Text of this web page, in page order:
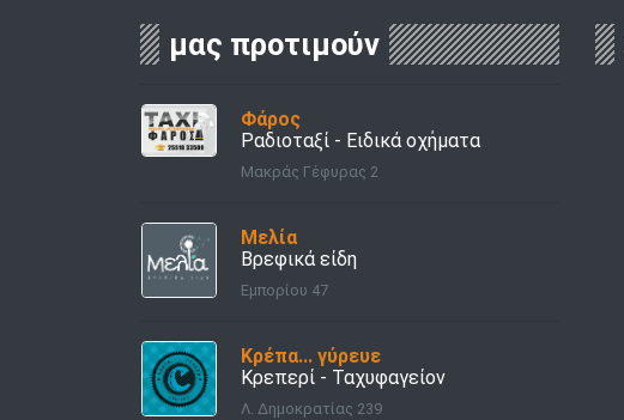
μας προτιμούν
Φάρος
Ραδιοταξί - Ειδικά οχήματα
Μακράς Γέφυρας 2
Μελία
Βρεφικά είδη
Εμπορίου 47
Κρέπα... γύρευε
Κρεπερί - Ταχυφαγείον
Λ. Δημοκρατίας 239